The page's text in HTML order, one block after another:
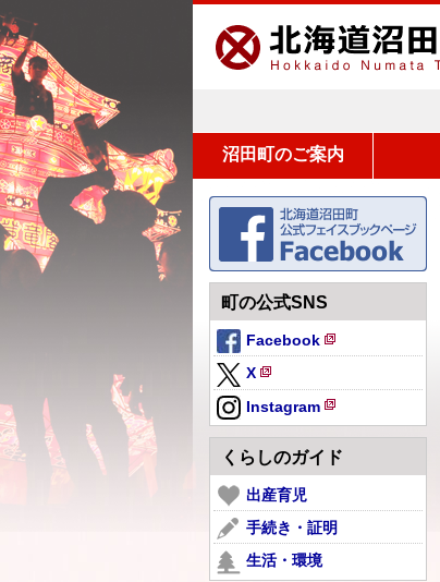
沼田町のご案内
町の公式SNS
Facebook
新
ペ
ー
ジ
で
き
ま
X
新
規
ペ
ー
ジ
で
開
き
Instagram
新
規
ペ
ジ
で
くらしのガイド
出産育児
手続き・証明
生活・環境